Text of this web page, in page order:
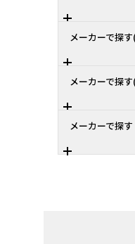
メーカーで探
メーカーで探
メーカーで探す